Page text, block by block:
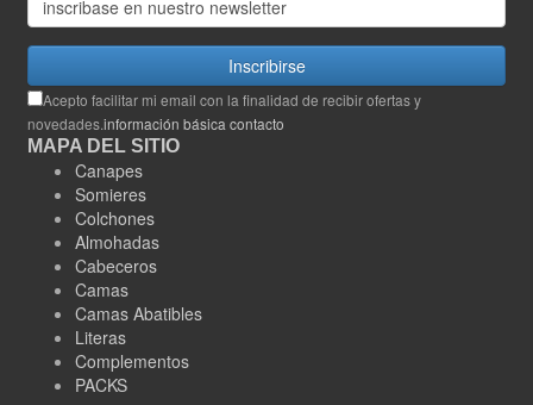
Inscribirse
Acepto facilitar mi email con la finalidad de recibir ofertas y
novedades.información básica contacto
MAPA DEL SITIO
Canapes
Somieres
Colchones
Almohadas
Cabeceros
Camas
Camas Abatibles
Literas
Complementos
PACKS